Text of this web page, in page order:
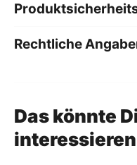
Rechtliche
Das könnte
interessieren